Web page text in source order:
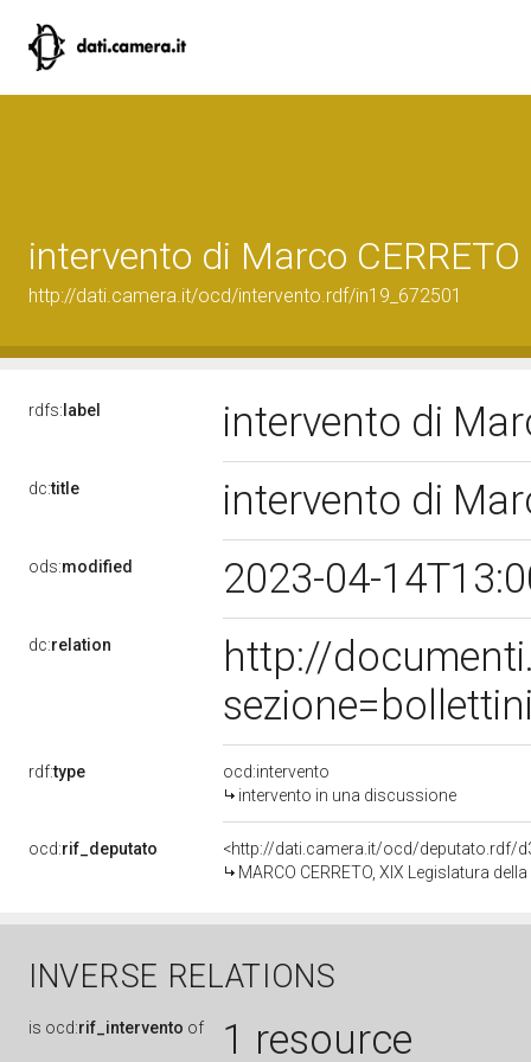
intervento di Marco CERRETO
http://dati.camera.it/ocd/intervento.rdf/in19_672501
rdfs: label intervento di
dc:title intervento di
ods:modified 2023-04-
dc:relation
http://
rdf:type
ocd:intervento
intervento in una discussione
ocd:rif_deputato
<http://dati.camera.it/ocd/deputato.rdf/
MARCO CERRETO, XIX Legislatura
INVERSE RELATIONS
is ocd:rif_intervento of 1 resource